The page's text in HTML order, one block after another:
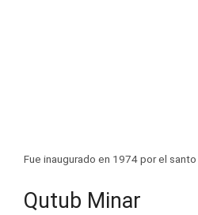
Fue inaugurado en 1974 por el santo
Qutub Minar